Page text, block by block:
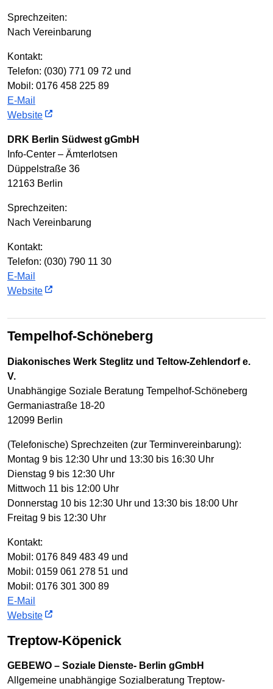
Sprechzeiten:
Nach Vereinbarung
Kontakt:
Telefon: (030) 771 09 72 und
Mobil: 0176 458 225 89
E-Mail
Website
DRK Berlin Südwest gGmbH
Info-Center – Ämterlotsen
Düppelstraße 36
12163 Berlin
Sprechzeiten:
Nach Vereinbarung
Kontakt:
Telefon: (030) 790 11 30
E-Mail
Website
Tempelhof-Schöneberg
Diakonisches Werk Steglitz und Teltow-Zehlendorf e.
V.
Unabhängige Soziale Beratung Tempelhof-Schöneberg
Germaniastraße 18-20
12099 Berlin
(Telefonische) Sprechzeiten (zur Terminvereinbarung):
Montag 9 bis 12:30 Uhr und 13:30 bis 16:30 Uhr
Dienstag 9 bis 12:30 Uhr
Mittwoch 11 bis 12:00 Uhr
Donnerstag 10 bis 12:30 Uhr und 13:30 bis 18:00 Uhr
Freitag 9 bis 12:30 Uhr
Kontakt:
Mobil: 0176 849 483 49 und
Mobil: 0159 061 278 51 und
Mobil: 0176 301 300 89
E-Mail
Website
Treptow-Köpenick
GEBEWO – Soziale Dienste- Berlin gGmbH
Allgemeine unabhängige Sozialberatung Treptow-